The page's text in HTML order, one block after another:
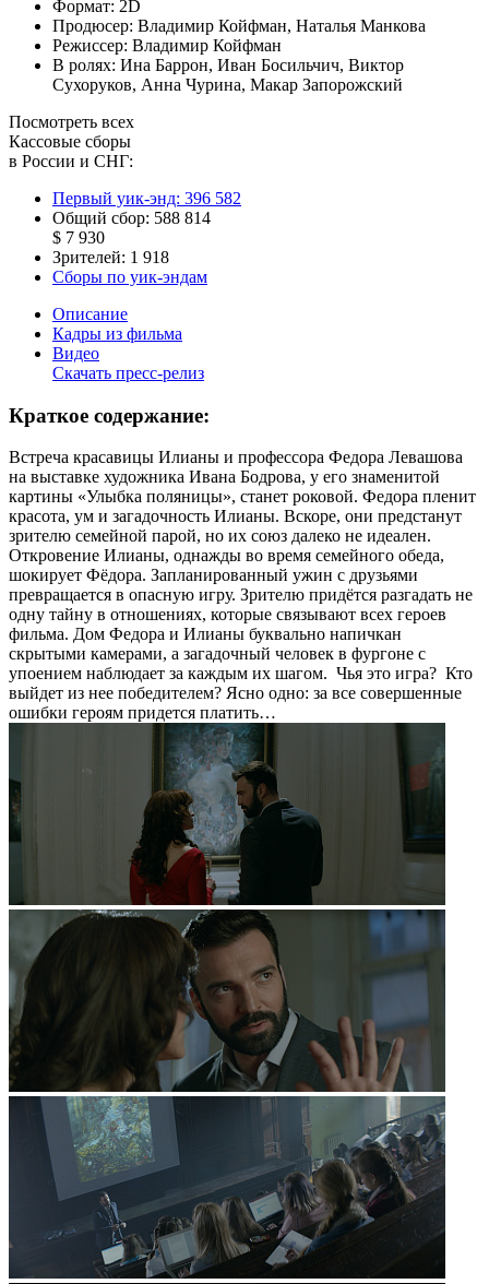
Формат: 2D
Продюсер: Владимир Койфман, Наталья Манкова
Режиссер: Владимир Койфман
В ролях: Ина Баррон, Иван Босильчич, Виктор
Сухоруков, Анна Чурина, Макар Запорожский
Посмотреть всех
Кассовые сборы
в России и СНГ:
Первый уик-энд: 396 582
Общий сбор: 588 814
$ 7 930
Зрителей: 1 918
Сборы по уик-эндам
Описание
Кадры из фильма
Видео
Скачать пресс-релиз
Краткое содержание:
Встреча красавицы Илианы и профессора Федора Левашова
на выставке художника Ивана Бодрова, у его знаменитой
картины «Улыбка поляницы», станет роковой. Федора пленит
красота, ум и загадочность Илианы. Вскоре, они предстанут
зрителю семейной парой, но их союз далеко не идеален.
Откровение Илианы, однажды во время семейного обеда,
шокирует Фёдора. Запланированный ужин с друзьями
превращается в опасную игру. Зрителю придётся разгадать не
одну тайну в отношениях, которые связывают всех героев
фильма. Дом Федора и Илианы буквально напичкан
скрытыми камерами, а загадочный человек в фургоне с
упоением наблюдает за каждым их шагом. Чья это игра? Кто
выйдет из нее победителем? Ясно одно: за все совершенные
ошибки героям придется платить…